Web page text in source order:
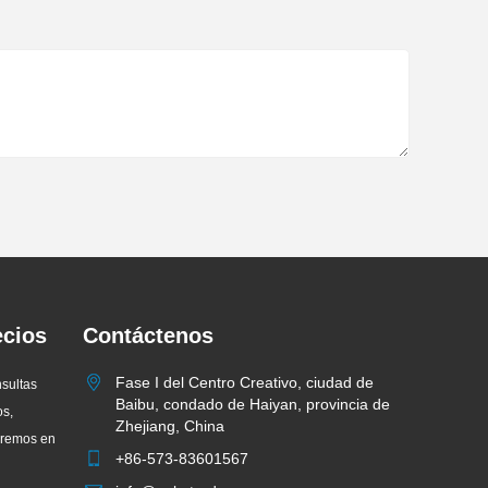
en
Contáctenos
Fase I del Centro Creativo, ciudad de
Baibu, condado de Haiyan, provincia de
Zhejiang, China
+86-573-83601567